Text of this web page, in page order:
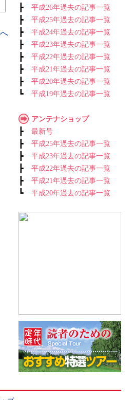
┣ 平成26年過去の記事一覧
┣ 平成25年過去の記事一覧
┣ 平成24年過去の記事一覧
┣ 平成23年過去の記事一覧
┣ 平成22年過去の記事一覧
┣ 平成21年過去の記事一覧
┣ 平成20年過去の記事一覧
┗ 平成19年過去の記事一覧
アンテナショップ
┣ 最新号
┣ 平成25年過去の記事一覧
┣ 平成23年過去の記事一覧
┣ 平成22年過去の記事一覧
┣ 平成21年過去の記事一覧
┗ 平成20年過去の記事一覧